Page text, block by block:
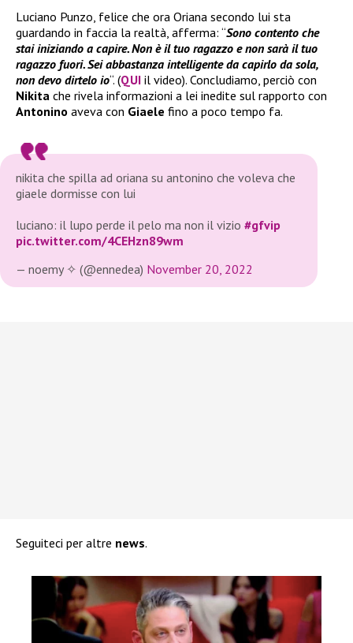
Luciano Punzo, felice che ora Oriana secondo lui sta
guardando in faccia la realtà, afferma: “Sono contento che
stai iniziando a capire. Non è il tuo ragazzo e non sarà il tuo
ragazzo fuori. Sei abbastanza intelligente da capirlo da sola,
non devo dirtelo io“. (QUI il video). Concludiamo, perciò con
Nikita che rivela informazioni a lei inedite sul rapporto con
Antonino aveva con Giaele fino a poco tempo fa.
nikita che spilla ad oriana su antonino che voleva che
giaele dormisse con lui
luciano: il lupo perde il pelo ma non il vizio #gfvip
pic.twitter.com/4CEHzn89wm
— noemy ✧ (@ennedea) November 20, 2022
Seguiteci per altre news.